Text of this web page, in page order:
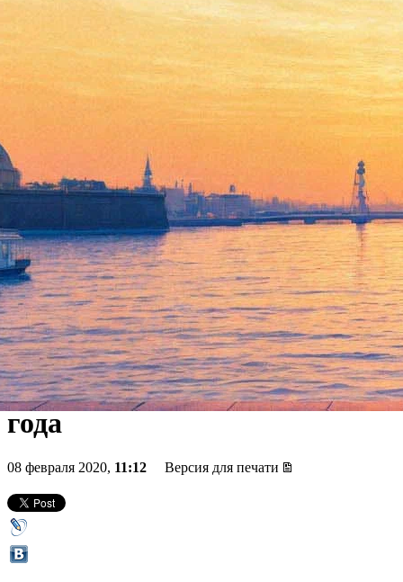
Фабрика троллей и все-все-
все — в «Кризисе
самоопределения», самом
неполиткорректном романе
года
08 февраля 2020, 11:12 Версия для печати